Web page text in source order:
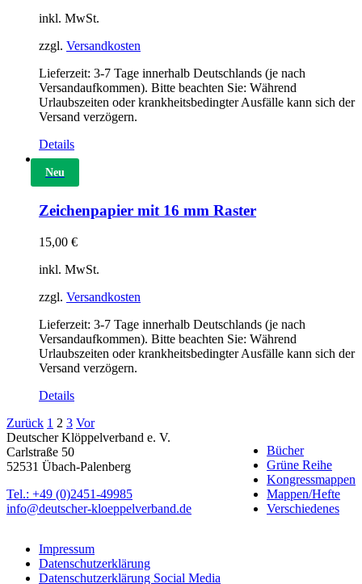
inkl. MwSt.
zzgl. Versandkosten
Lieferzeit: 3-7 Tage innerhalb Deutschlands (je nach
Versandaufkommen). Bitte beachten Sie: Während
Urlaubszeiten oder krankheitsbedingter Ausfälle kann sich der
Versand verzögern.
Details
Neu
Zeichenpapier mit 16 mm Raster
15,00 €
inkl. MwSt.
zzgl. Versandkosten
Lieferzeit: 3-7 Tage innerhalb Deutschlands (je nach
Versandaufkommen). Bitte beachten Sie: Während
Urlaubszeiten oder krankheitsbedingter Ausfälle kann sich der
Versand verzögern.
Details
Zurück 1 2 3 Vor
Bücher
Grüne Reihe
Kongressmappen
Mappen/Hefte
Verschiedenes
Deutscher Klöppelverband e. V.
Carlstraße 50
52531 Übach-Palenberg
Tel.: +49 (0)2451-49985
info@deutscher-kloeppelverband.de
Impressum
Datenschutzerklärung
Datenschutzerklärung Social Media